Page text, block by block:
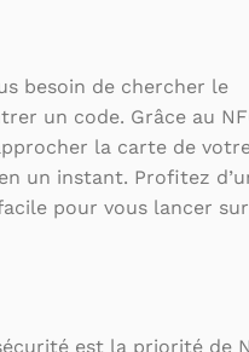
besoin de chercher le
un code. Grâce au
la carte de
un instant. Profitez
pour vous lancer sur
est la priorité de